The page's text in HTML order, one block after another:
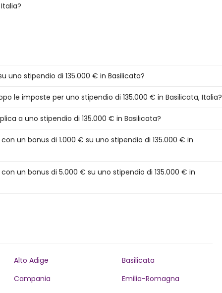
uno stipendio di 135.000 € in Basilicata?
le imposte per uno stipendio di 135.000 € in Basilicata, Italia?
a uno stipendio di 135.000 € in Basilicata?
un bonus di 1.000 € su uno stipendio di 135.000 € in
un bonus di 5.000 € su uno stipendio di 135.000 € in
Alto Adige
Basilicata
Campania
Emilia-Romagna